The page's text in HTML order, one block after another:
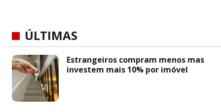
ÚLTIMAS
Estrangeiros compram menos mas
investem mais 10% por imóvel